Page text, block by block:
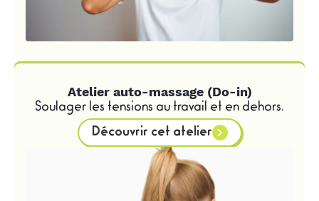
Atelier auto-massage (Do-in)
Soulager les tensions au travail et en dehors.
Découvrir cet atelier